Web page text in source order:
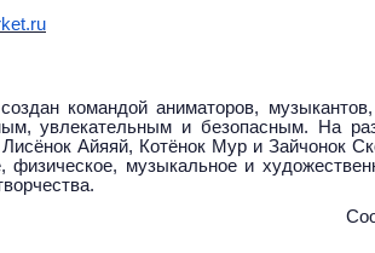
командой аниматоров,
увлекательным и безопасным. На
Айяяй, Котёнок Мур и Зайчонок
музыкальное и